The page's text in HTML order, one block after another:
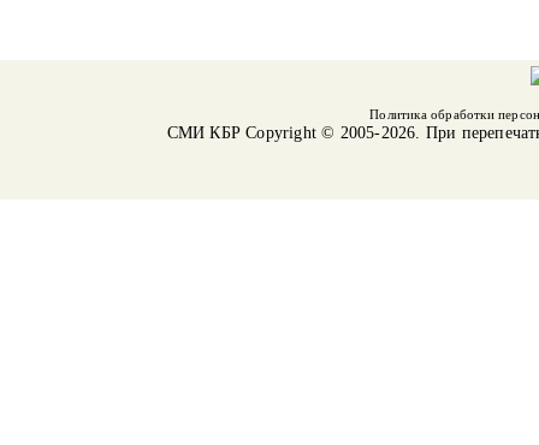
Политика обработки
СМИ КБРCopyright © 2005-2026. При